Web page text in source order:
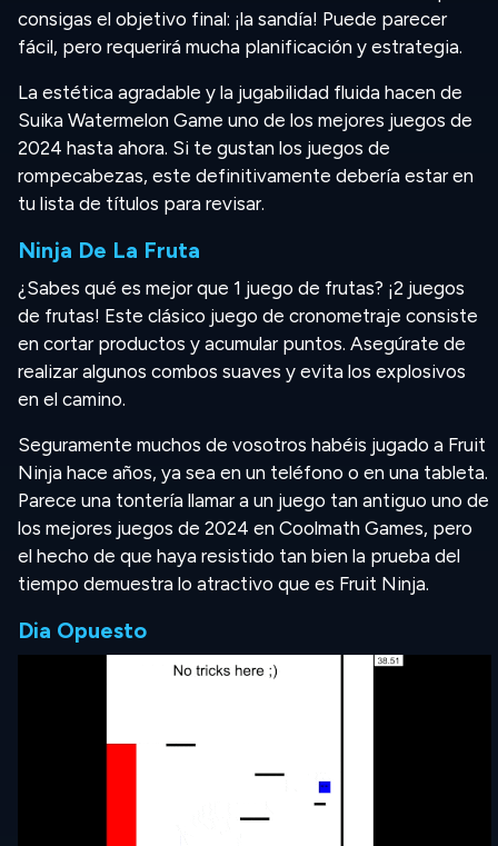
consigas el objetivo final: ¡la sandía! Puede parecer
fácil, pero requerirá mucha planificación y estrategia.
La estética agradable y la jugabilidad fluida hacen de
Suika Watermelon Game uno de los mejores juegos de
2024 hasta ahora. Si te gustan los juegos de
rompecabezas, este definitivamente debería estar en
tu lista de títulos para revisar.
Ninja De La Fruta
¿Sabes qué es mejor que 1 juego de frutas? ¡2 juegos
de frutas! Este clásico juego de cronometraje consiste
en cortar productos y acumular puntos. Asegúrate de
realizar algunos combos suaves y evita los explosivos
en el camino.
Seguramente muchos de vosotros habéis jugado a Fruit
Ninja hace años, ya sea en un teléfono o en una tableta.
Parece una tontería llamar a un juego tan antiguo uno de
los mejores juegos de 2024 en Coolmath Games, pero
el hecho de que haya resistido tan bien la prueba del
tiempo demuestra lo atractivo que es Fruit Ninja.
Dia Opuesto